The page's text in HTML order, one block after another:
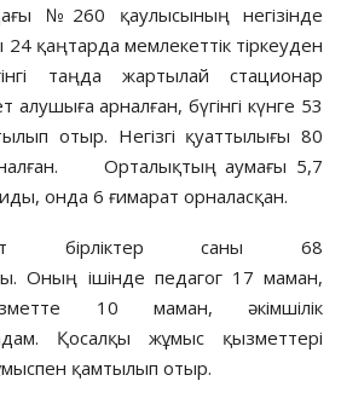
№260 қаулысының негізінде
қаңтарда мемлекеттік тіркеуден
таңда жартылай стационар
арналған, бүгінгі күнге 53
отыр. Негізгі қуаттылығы 80
Орталықтың аумағы 5,7
онда 6 ғимарат орналасқан.
бірліктер саны 68
Оның ішінде педагог 17 маман,
10 маман, әкімшілік
Қосалқы жұмыс қызметтері
қамтылып отыр.